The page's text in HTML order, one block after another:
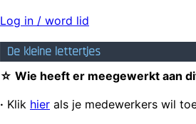
Log in / word lid
De kleine lettertjes
☆ Wie heeft er meegewerkt aan
· Klik hier als je medewerkers wil